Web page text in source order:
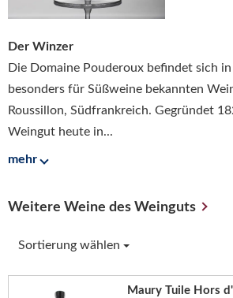
Der Winzer
Die Domaine Pouderoux befindet sich
besonders für Süßweine bekannten
Roussillon, Südfrankreich. Gegründet
Weingut heute in...
mehr
Weitere Weine des Weinguts
Sortierung wählen
Maury Tuile Hors